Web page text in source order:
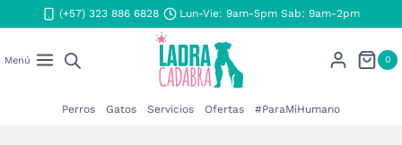
al
(+57) 323 886 6828 Lun-Vie: 9am-5pm Sab: 9am-2pm
Menú 0
Perros Gatos Servicios Ofertas #ParaMiHumano